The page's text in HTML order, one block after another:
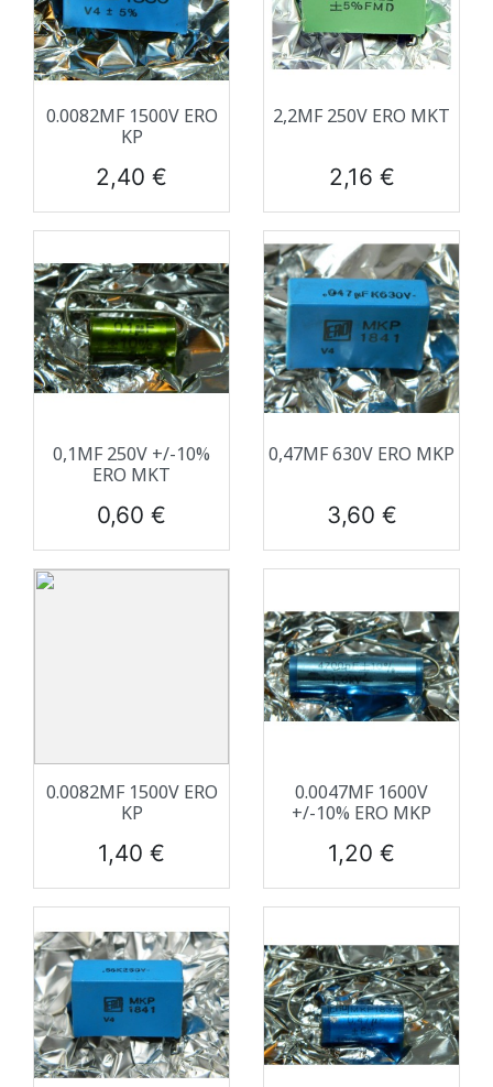
0.0082ΜF 1500V ERO
KP
Prix
2,40 €
2,2ΜF 250V ERO MKT
Prix
2,16 €
0,1ΜF 250V +/-10%
ERO MKT
Prix
0,60 €
0,47ΜF 630V ERO MKP
Prix
3,60 €
0.0082ΜF 1500V ERO
KP
Prix
1,40 €
0.0047ΜF 1600V
+/-10% ERO MKP
Prix
1,20 €